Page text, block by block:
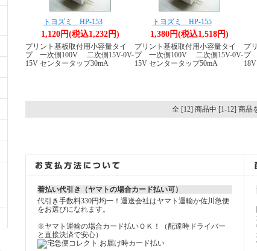
トヨズミ HP-153
1,120円(税込1,232円)
プリント基板取付用小容量タイ
プ 一次側100V 二次側15V-0V-
15V センタータップ30mA
トヨズミ HP-155
1,380円(税込1,518円)
プリント基板取付用小容量タイ
プ 一次側100V 二次側15V-0V-
15V センタータップ50mA
プ
プ
全 [12] 商品中 [1-12] 商品
着払い代引き（ヤマトの場合カード払い可）
代引き手数料330円均一！運送会社はヤマト運輸か佐川急便
をお選びになれます。
※ヤマト運輸の場合カード払いＯＫ！（配達時ドライバー
と直接決済で安心）